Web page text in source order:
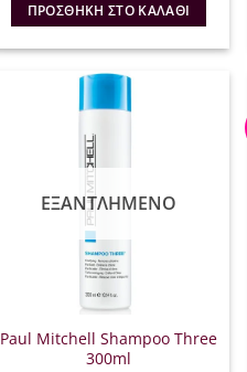
ΠΡΟΣΘΉΚΗ ΣΤΟ ΚΑΛΆΘΙ
ΕΞΑΝΤΛΗΜΈΝΟ
Paul Mitchell Shampoo Three
300ml